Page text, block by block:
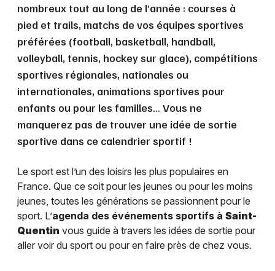
nombreux tout au long de l’année : courses à
pied et trails, matchs de vos équipes sportives
préférées (football, basketball, handball,
volleyball, tennis, hockey sur glace), compétitions
sportives régionales, nationales ou
internationales, animations sportives pour
enfants ou pour les familles… Vous ne
manquerez pas de trouver une idée de sortie
sportive dans ce calendrier sportif !
Le sport est l’un des loisirs les plus populaires en
France. Que ce soit pour les jeunes ou pour les moins
jeunes, toutes les générations se passionnent pour le
sport. L’agenda des événements sportifs à Saint-
Quentin vous guide à travers les idées de sortie pour
aller voir du sport ou pour en faire près de chez vous.